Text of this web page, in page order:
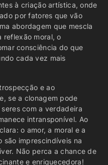
à criação artística, onde
por fatores que vão
abordagem que mescla
reflexão moral, o
consciência do que
cada vez mais
e ao
se a clonagem pode
com a verdadeira
intransponível. Ao
o amor, a moral e a
são imprescindíveis na
Não perca a chance de
e enriquecedora!